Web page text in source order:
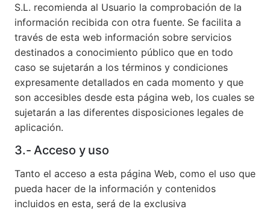
S.L. recomienda al Usuario la comprobación de la
información recibida con otra fuente. Se facilita a
través de esta web información sobre servicios
destinados a conocimiento público que en todo
caso se sujetarán a los términos y condiciones
expresamente detallados en cada momento y que
son accesibles desde esta página web, los cuales se
sujetarán a las diferentes disposiciones legales de
aplicación.
3.- Acceso y uso
Tanto el acceso a esta página Web, como el uso que
pueda hacer de la información y contenidos
incluidos en esta, será de la exclusiva